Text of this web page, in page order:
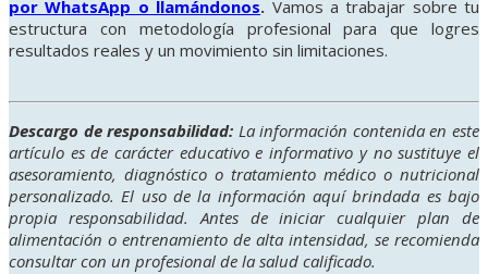
por WhatsApp o llamándonos. Vamos a trabajar sobre tu
estructura con metodología profesional para que logres
resultados reales y un movimiento sin limitaciones.
Descargo de responsabilidad: La información contenida en este
artículo es de carácter educativo e informativo y no sustituye el
asesoramiento, diagnóstico o tratamiento médico o nutricional
personalizado. El uso de la información aquí brindada es bajo
propia responsabilidad. Antes de iniciar cualquier plan de
alimentación o entrenamiento de alta intensidad, se recomienda
consultar con un profesional de la salud calificado.